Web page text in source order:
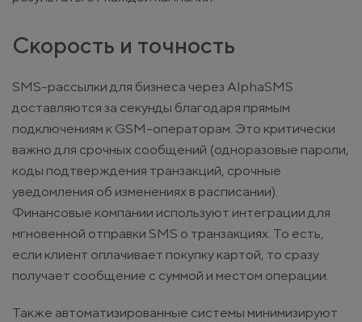
Скорость и точность
SMS-рассылки для бизнеса через AlphaSMS
доставляются за секунды благодаря прямым
подключениям к GSM-операторам. Это критически
важно для срочных сообщений (одноразовые пароли,
коды подтверждения транзакций, срочные
уведомления об изменениях в расписании).
Финансовые компании используют интеграции для
мгновенной отправки SMS о транзакциях. То есть,
если клиент оплачивает покупку картой, то сразу
получает сообщение с суммой и местом операции.
Также автоматизированные системы минимизируют